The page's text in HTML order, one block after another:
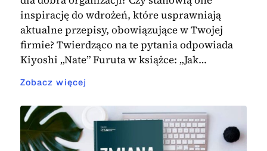
inspirację do wdrożeń, które usprawniają
aktualne przepisy, obowiązujące w Twojej
firmie? Twierdząco na te pytania odpowiada
Kiyoshi „Nate” Furuta w książce: „Jak…
Zobacz więcej